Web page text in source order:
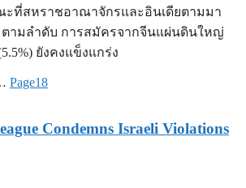
ะที่สหราชอาณาจักรและอินเดียตามมา
ตามลำดับ การสมัครจากจีนแผ่นดินใหญ่
ยังคงแข็งแกร่ง
Page18
Condemns Israeli Violations